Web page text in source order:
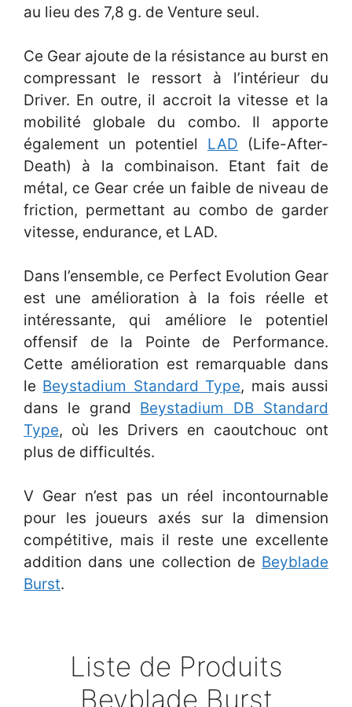
au lieu des 7,8 g. de Venture seul.
Ce Gear ajoute de la résistance au burst en
compressant le ressort à l’intérieur du
Driver. En outre, il accroit la vitesse et la
mobilité globale du combo. Il apporte
également un potentiel LAD (Life-After-
Death) à la combinaison. Etant fait de
métal, ce Gear crée un faible de niveau de
friction, permettant au combo de garder
vitesse, endurance, et LAD.
Dans l’ensemble, ce Perfect Evolution Gear
est une amélioration à la fois réelle et
intéressante, qui améliore le potentiel
offensif de la Pointe de Performance.
Cette amélioration est remarquable dans
le Beystadium Standard Type, mais aussi
dans le grand Beystadium DB Standard
Type, où les Drivers en caoutchouc ont
plus de difficultés.
V Gear n’est pas un réel incontournable
pour les joueurs axés sur la dimension
compétitive, mais il reste une excellente
addition dans une collection de Beyblade
Burst.
Liste de Produits
Beyblade Burst